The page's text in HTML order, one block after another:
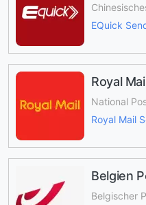
EQuick
Royal
National
Royal Mail
Belgien
Belgischer